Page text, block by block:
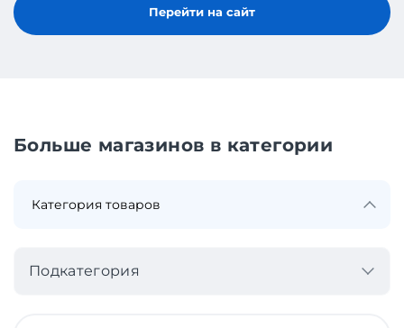
Перейти на сайт
Больше магазинов в категории
Подкатегория